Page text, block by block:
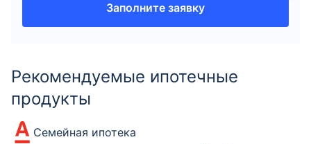
Заполните заявку
Рекомендуемые ипотечные
продукты
Семейная ипотека